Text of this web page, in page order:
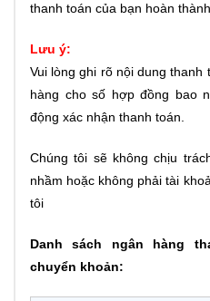
thanh toán của bạn hoàn
Lưu ý:
Vui lòng ghi rõ nội dung
hàng cho số hợp đồng bao
động xác nhận thanh toán.
Chúng tôi sẽ không chịu
nhầm hoặc không phải tài
tôi
Danh sách ngân hàng
chuyển khoản: